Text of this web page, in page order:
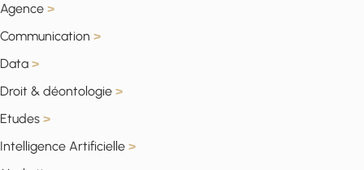
Agence >
Communication >
Data >
Droit & déontologie >
Etudes >
Intelligence Artificielle >